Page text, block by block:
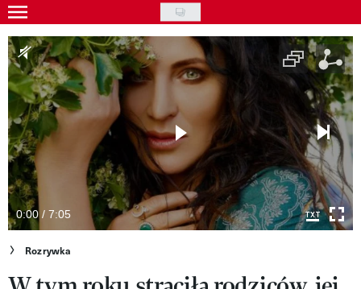
Skip
to
main
content
Wydarzenia
Rozrywka
Na ekranie
Piosenka
VIVA!ART
VIVA!MODA
VIVA!MAN
0:00 / 7:05
Rozrywka